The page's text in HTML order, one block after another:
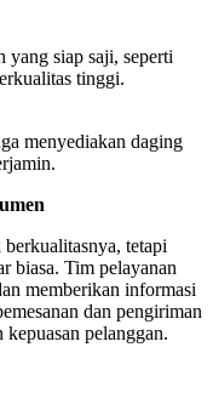
yang siap saji, seperti
tinggi.
menyediakan daging
tetapi
biasa. Tim pelayanan
memberikan informasi
dan pengiriman
pelanggan.